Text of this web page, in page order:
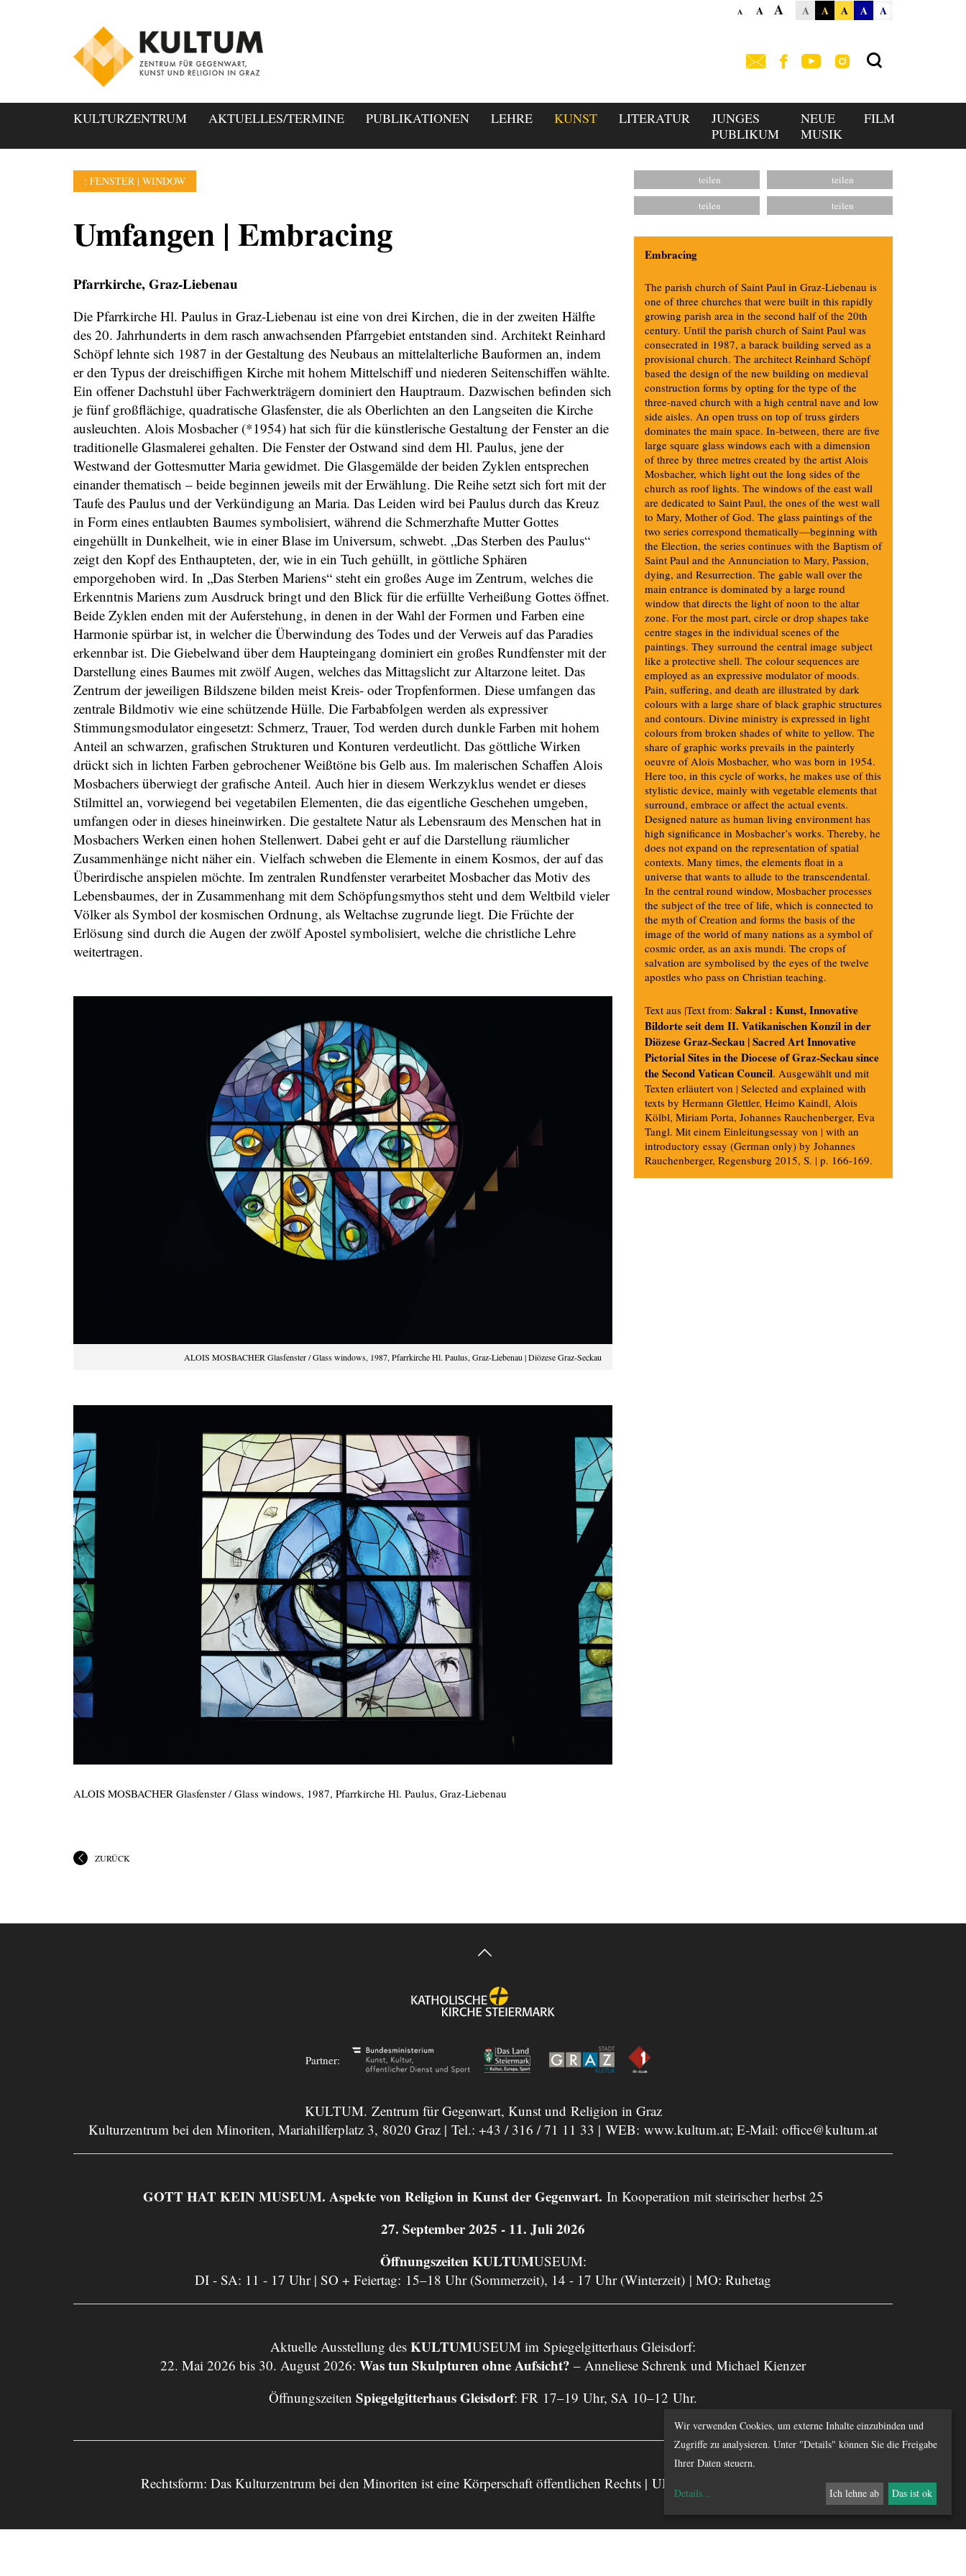
A A A A A A A A
KULTURZENTRUM AKTUELLES/TERMINE PUBLIKATIONEN LEHRE KUNST LITERATUR
JUNGES
PUBLIKUM
NEUE
MUSIK
FILM
: FENSTER | WINDOW
Umfangen | Embracing
Pfarrkirche, Graz-Liebenau
Die Pfarrkirche Hl. Paulus in Graz-Liebenau ist eine von drei Kirchen, die in der zweiten Hälfte
des 20. Jahrhunderts in dem rasch anwachsenden Pfarrgebiet entstanden sind. Architekt Reinhard
Schöpf lehnte sich 1987 in der Gestaltung des Neubaus an mittelalterliche Bauformen an, indem
er den Typus der dreischiffigen Kirche mit hohem Mittelschiff und niederen Seitenschiffen wählte.
Ein offener Dachstuhl über Fachwerkträgern dominiert den Hauptraum. Dazwischen befinden sich
je fünf großflächige, quadratische Glasfenster, die als Oberlichten an den Langseiten die Kirche
ausleuchten. Alois Mosbacher (*1954) hat sich für die künstlerische Gestaltung der Fenster an die
traditionelle Glasmalerei gehalten. Die Fenster der Ostwand sind dem Hl. Paulus, jene der
Westwand der Gottesmutter Maria gewidmet. Die Glasgemälde der beiden Zyklen entsprechen
einander thematisch – beide beginnen jeweils mit der Erwählung. Die Reihe setzt sich fort mit der
Taufe des Paulus und der Verkündigung an Maria. Das Leiden wird bei Paulus durch das Kreuz
in Form eines entlaubten Baumes symbolisiert, während die Schmerzhafte Mutter Gottes
eingehüllt in Dunkelheit, wie in einer Blase im Universum, schwebt. „Das Sterben des Paulus“
zeigt den Kopf des Enthaupteten, der, wie in ein Tuch gehüllt, in göttliche Sphären
emporgehoben wird. In „Das Sterben Mariens“ steht ein großes Auge im Zentrum, welches die
Erkenntnis Mariens zum Ausdruck bringt und den Blick für die erfüllte Verheißung Gottes öffnet.
Beide Zyklen enden mit der Auferstehung, in denen in der Wahl der Formen und Farben eine
Harmonie spürbar ist, in welcher die Überwindung des Todes und der Verweis auf das Paradies
erkennbar ist. Die Giebelwand über dem Haupteingang dominiert ein großes Rundfenster mit der
Darstellung eines Baumes mit zwölf Augen, welches das Mittagslicht zur Altarzone leitet. Das
Zentrum der jeweiligen Bildszene bilden meist Kreis- oder Tropfenformen. Diese umfangen das
zentrale Bildmotiv wie eine schützende Hülle. Die Farbabfolgen werden als expressiver
Stimmungsmodulator eingesetzt: Schmerz, Trauer, Tod werden durch dunkle Farben mit hohem
Anteil an schwarzen, grafischen Strukturen und Konturen verdeutlicht. Das göttliche Wirken
drückt sich in lichten Farben gebrochener Weißtöne bis Gelb aus. Im malerischen Schaffen Alois
Mosbachers überwiegt der grafische Anteil. Auch hier in diesem Werkzyklus wendet er dieses
Stilmittel an, vorwiegend bei vegetabilen Elementen, die das eigentliche Geschehen umgeben,
umfangen oder in dieses hineinwirken. Die gestaltete Natur als Lebensraum des Menschen hat in
Mosbachers Werken einen hohen Stellenwert. Dabei geht er auf die Darstellung räumlicher
Zusammenhänge nicht näher ein. Vielfach schweben die Elemente in einem Kosmos, der auf das
Überirdische anspielen möchte. Im zentralen Rundfenster verarbeitet Mosbacher das Motiv des
Lebensbaumes, der in Zusammenhang mit dem Schöpfungsmythos steht und dem Weltbild vieler
Völker als Symbol der kosmischen Ordnung, als Weltachse zugrunde liegt. Die Früchte der
Erlösung sind durch die Augen der zwölf Apostel symbolisiert, welche die christliche Lehre
weitertragen.
ALOIS MOSBACHER Glasfenster / Glass windows, 1987, Pfarrkirche Hl. Paulus, Graz-Liebenau | Diözese Graz-Seckau
ALOIS MOSBACHER Glasfenster / Glass windows, 1987, Pfarrkirche Hl. Paulus, Graz-Liebenau
ZURÜCK
Embracing
The parish church of Saint Paul in Graz-Liebenau is
one of three churches that were built in this rapidly
growing parish area in the second half of the 20th
century. Until the parish church of Saint Paul was
consecrated in 1987, a barack building served as a
provisional church. The architect Reinhard Schöpf
based the design of the new building on medieval
construction forms by opting for the type of the
three-naved church with a high central nave and low
side aisles. An open truss on top of truss girders
dominates the main space. In-between, there are five
large square glass windows each with a dimension
of three by three metres created by the artist Alois
Mosbacher, which light out the long sides of the
church as roof lights. The windows of the east wall
are dedicated to Saint Paul, the ones of the west wall
to Mary, Mother of God. The glass paintings of the
two series correspond thematically—beginning with
the Election, the series continues with the Baptism of
Saint Paul and the Annunciation to Mary, Passion,
dying, and Resurrection. The gable wall over the
main entrance is dominated by a large round
window that directs the light of noon to the altar
zone. For the most part, circle or drop shapes take
centre stages in the individual scenes of the
paintings. They surround the central image subject
like a protective shell. The colour sequences are
employed as an expressive modulator of moods.
Pain, suffering, and death are illustrated by dark
colours with a large share of black graphic structures
and contours. Divine ministry is expressed in light
colours from broken shades of white to yellow. The
share of graphic works prevails in the painterly
oeuvre of Alois Mosbacher, who was born in 1954.
Here too, in this cycle of works, he makes use of this
stylistic device, mainly with vegetable elements that
surround, embrace or affect the actual events.
Designed nature as human living environment has
high significance in Mosbacher’s works. Thereby, he
does not expand on the representation of spatial
contexts. Many times, the elements float in a
universe that wants to allude to the transcendental.
In the central round window, Mosbacher processes
the subject of the tree of life, which is connected to
the myth of Creation and forms the basis of the
image of the world of many nations as a symbol of
cosmic order, as an axis mundi. The crops of
salvation are symbolised by the eyes of the twelve
apostles who pass on Christian teaching.
Text aus |Text from: Sakral : Kunst, Innovative
Bildorte seit dem II. Vatikanischen Konzil in der
Diözese Graz-Seckau | Sacred Art Innovative
Pictorial Sites in the Diocese of Graz-Seckau since
the Second Vatican Council. Ausgewählt und mit
Texten erläutert von | Selected and explained with
texts by Hermann Glettler, Heimo Kaindl, Alois
Kölbl, Miriam Porta, Johannes Rauchenberger, Eva
Tangl. Mit einem Einleitungsessay von | with an
introductory essay (German only) by Johannes
Rauchenberger, Regensburg 2015, S. | p. 166-169.
Partner:
KULTUM. Zentrum für Gegenwart, Kunst und Religion in Graz
Kulturzentrum bei den Minoriten, Mariahilferplatz 3, 8020 Graz | Tel.: +43 / 316 / 71 11 33 | WEB: www.kultum.at; E-Mail: office@kultum.at
GOTT HAT KEIN MUSEUM. Aspekte von Religion in Kunst der Gegenwart. In Kooperation mit steirischer herbst 25
27. September 2025 - 11. Juli 2026
Öffnungszeiten KULTUMUSEUM:
DI - SA: 11 - 17 Uhr | SO + Feiertag: 15–18 Uhr (Sommerzeit), 14 - 17 Uhr (Winterzeit) | MO: Ruhetag
Aktuelle Ausstellung des KULTUMUSEUM im Spiegelgitterhaus Gleisdorf:
22. Mai 2026 bis 30. August 2026: Was tun Skulpturen ohne Aufsicht? – Anneliese Schrenk und Michael Kienzer
Öffnungszeiten Spiegelgitterhaus Gleisdorf: FR 17–19 Uhr, SA 10–12 Uhr.
Rechtsform: Das Kulturzentrum bei den Minoriten ist eine Körperschaft öffentlichen Rechts | UID-Nummer: ATU 55810000
Wir verwenden Cookies, um externe Inhalte einzubinden und
Zugriffe zu analysieren. Unter "Details" können Sie die Freigabe
Ihrer Daten steuern.
Details... Ich lehne ab Das ist ok